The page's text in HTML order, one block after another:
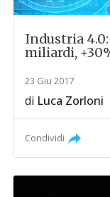
Industria 4.0:
miliardi,
23 Giu 2017
di Luca Zorloni
Condividi